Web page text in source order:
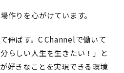
作りを心がけています。
伸ばす。C Channelで働いて
らしい人生を生きたい！」と
好きなことを実現できる環境